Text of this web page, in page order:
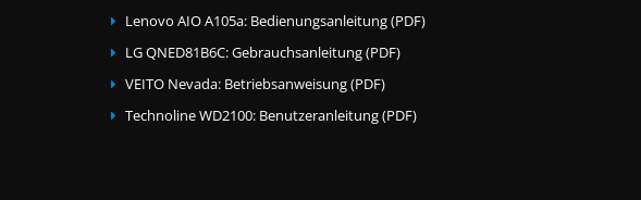
Lenovo AIO A105a: Bedienungsanleitung (PDF)
LG QNED81B6C: Gebrauchsanleitung (PDF)
VEITO Nevada: Betriebsanweisung (PDF)
Technoline WD2100: Benutzeranleitung (PDF)